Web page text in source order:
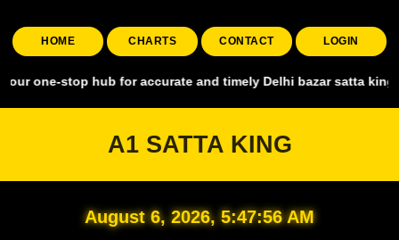
HOME CHARTS CONTACT LOGIN
hub for accurate and timely Delhi bazar satta king,
A1 SATTA KING
August 6, 2026, 5:47:57 AM